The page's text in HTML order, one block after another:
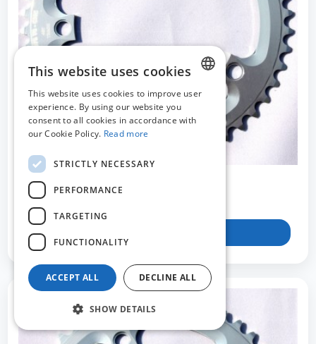
TWSTR274716
DUTCH
FRENCH
This website uses cookies
This website uses cookies to improve user
experience. By using our website you
consent to all cookies in accordance with
our Cookie Policy. Read more
STRICTLY NECESSARY
PERFORMANCE
TARGETING
FUNCTIONALITY
ACCEPT ALL DECLINE ALL
SHOW DETAILS